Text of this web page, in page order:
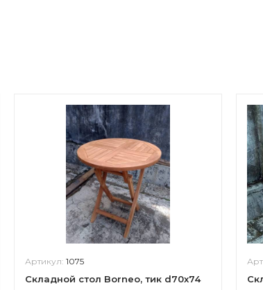
Артикул: 1075
Складной стол Borneo, тик d70x74